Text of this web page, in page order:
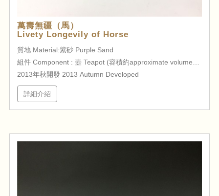
萬壽無疆（馬）
Livety Longevily of Horse
質地 Material:紫砂 Purple Sand
組件 Component : 壺 Teapot (容積約approximate volume230cc)
2013年秋開發 2013 Autumn Developed
詳細介紹